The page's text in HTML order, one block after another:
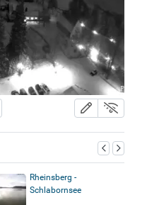
Rheinsberg -
Schlabornsee